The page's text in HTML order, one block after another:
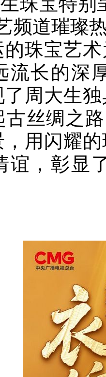
频道璀璨
珠宝艺
流长的深
周大生
丝绸之
用闪耀
谊，彰显